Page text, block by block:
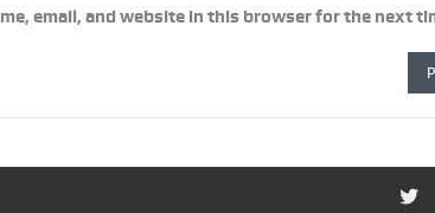
email, and website in this browser for the next